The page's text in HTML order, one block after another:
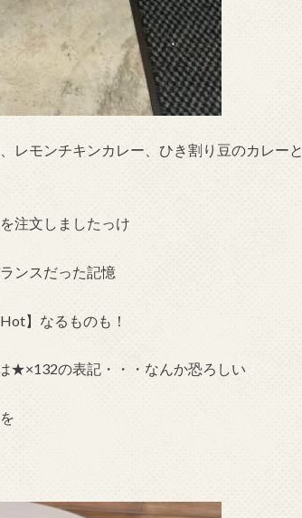
レモンチキンカレー、ひき割り豆のカレーと
注文しましたっけ
ンスだった記憶
】なるものも！
★×132の表記・・・なんか恐ろしい